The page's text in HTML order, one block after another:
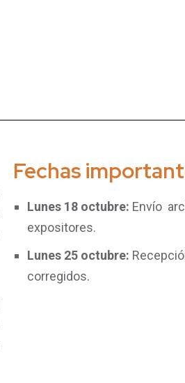
Fechas
Lunes 18 octubre: Envío
expositores.
Lunes 25 octubre:
corregidos.